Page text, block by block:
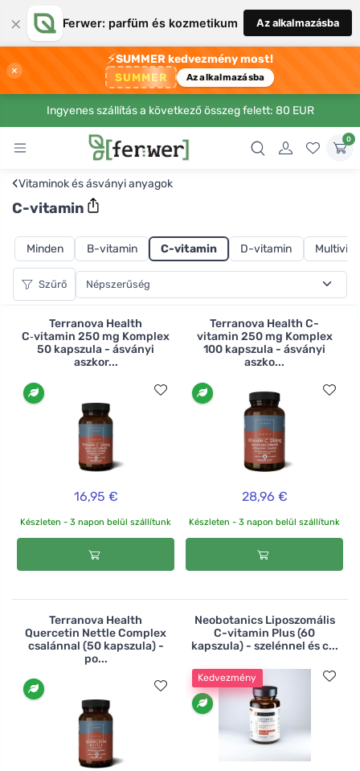
× Ferwer: parfüm és kozmetikum Az alkalmazásba
×
⚡SUMMER kedvezmény most!
SUMMER Az alkalmazásba
Ingyenes szállítás a következő összeg felett: 80 EUR
0
‹Vitaminok és ásványi anyagok
C-vitamin
Minden B-vitamin C-vitamin D-vitamin
Szűrő
Terranova Health
C‑vitamin 250 mg Komplex
50 kapszula - ásványi
aszkor...
16,95 €
Készleten - 3 napon belül szállítunk
Terranova Health C-
vitamin 250 mg Komplex
100 kapszula - ásványi
aszko...
28,96 €
Készleten - 3 napon belül szállítunk
Terranova Health
Quercetin Nettle Complex
csalánnal (50 kapszula) -
po...
Neobotanics Liposzomális
C-vitamin Plus (60
kapszula) - szelénnel és c...
Kedvezmény